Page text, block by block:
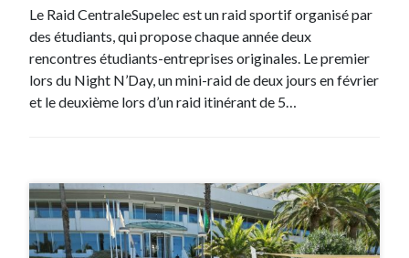
Le Raid CentraleSupelec est un raid sportif organisé par
des étudiants, qui propose chaque année deux
rencontres étudiants-entreprises originales. Le premier
lors du Night N’Day, un mini-raid de deux jours en février
et le deuxième lors d’un raid itinérant de 5…